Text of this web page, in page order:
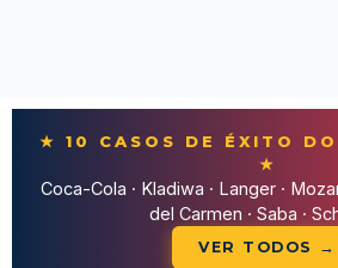
★ 10 CASOS DE ÉXITO
★
Coca-Cola · Kladiwa · Langer ·
del Carmen · Saba ·
VER TODOS →